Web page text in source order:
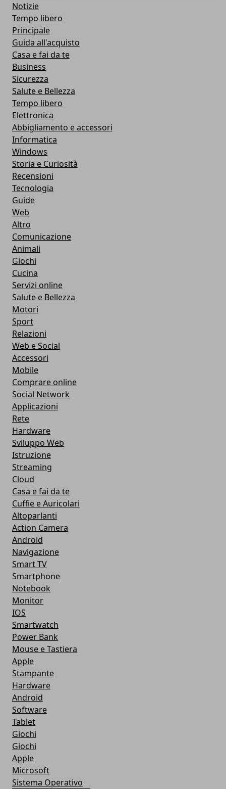
Notizie
Tempo libero
Principale
Guida all'acquisto
Casa e fai da te
Business
Sicurezza
Salute e Bellezza
Tempo libero
Elettronica
Abbigliamento e accessori
Informatica
Windows
Storia e Curiosità
Recensioni
Tecnologia
Guide
Web
Altro
Comunicazione
Animali
Giochi
Cucina
Servizi online
Salute e Bellezza
Motori
Sport
Relazioni
Web e Social
Accessori
Mobile
Comprare online
Social Network
Applicazioni
Rete
Hardware
Sviluppo Web
Istruzione
Streaming
Cloud
Casa e fai da te
Cuffie e Auricolari
Altoparlanti
Action Camera
Android
Navigazione
Smart TV
Smartphone
Notebook
Monitor
IOS
Smartwatch
Power Bank
Mouse e Tastiera
Apple
Stampante
Hardware
Android
Software
Tablet
Giochi
Giochi
Apple
Microsoft
Sistema Operativo